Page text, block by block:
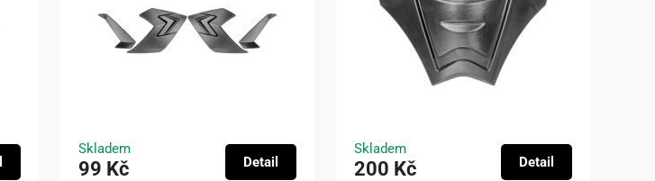
Skladem
99 Kč Detail
Skladem
200 Kč Detail